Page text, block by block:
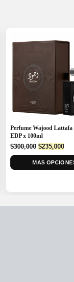
Perfume Wajood Lattafa
EDP x 100ml
$300,000 Original
price
was:
$300,000.
$235,000
is:
MAS